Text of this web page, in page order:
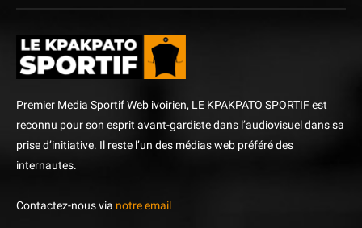
Premier Media Sportif Web ivoirien, LE KPAKPATO SPORTIF est
reconnu pour son esprit avant-gardiste dans l’audiovisuel dans sa
prise d’initiative. Il reste l’un des médias web préféré des
internautes.
Contactez-nous via notre email